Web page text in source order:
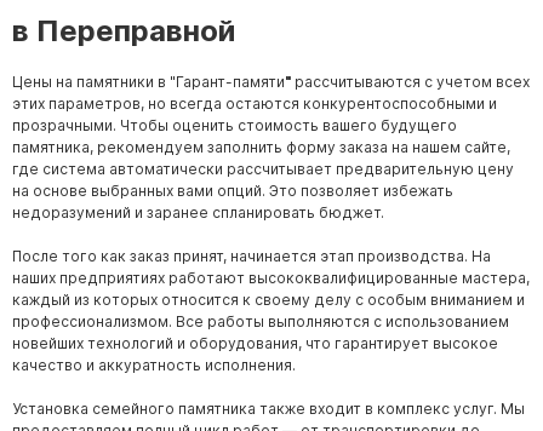
в Переправной
Цены на памятники в "Гарант-памяти" рассчитываются с учетом всех
этих параметров, но всегда остаются конкурентоспособными и
прозрачными. Чтобы оценить стоимость вашего будущего
памятника, рекомендуем заполнить форму заказа на нашем сайте,
где система автоматически рассчитывает предварительную цену
на основе выбранных вами опций. Это позволяет избежать
недоразумений и заранее спланировать бюджет.
После того как заказ принят, начинается этап производства. На
наших предприятиях работают высококвалифицированные мастера,
каждый из которых относится к своему делу с особым вниманием и
профессионализмом. Все работы выполняются с использованием
новейших технологий и оборудования, что гарантирует высокое
качество и аккуратность исполнения.
Установка семейного памятника также входит в комплекс услуг. Мы